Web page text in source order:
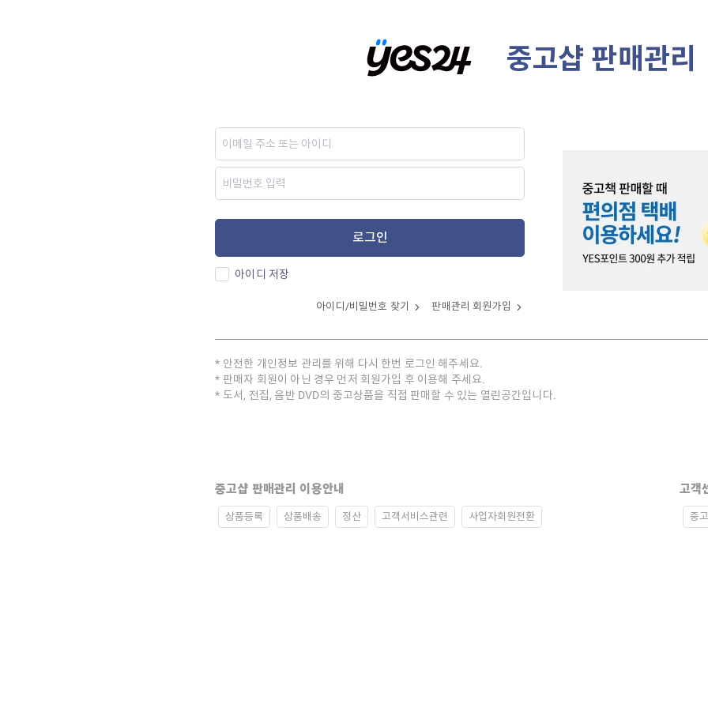
중고샵 판매관리
로그인
아이디 저장
아이디/비밀번호 찾기 판매관리 회원가입
안전한 개인정보 관리를 위해 다시 한번 로그인 해주세요.
판매자 회원이 아닌 경우 먼저 회원가입 후 이용해 주세요.
도서, 전집, 음반 DVD의 중고상품을 직접 판매할 수 있는 열린공간입니다.
중고샵 판매관리 이용안내
상품등록 상품배송 정산 고객서비스관련 사업자회원전환
고객
중